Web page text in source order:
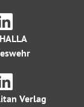
Verlag